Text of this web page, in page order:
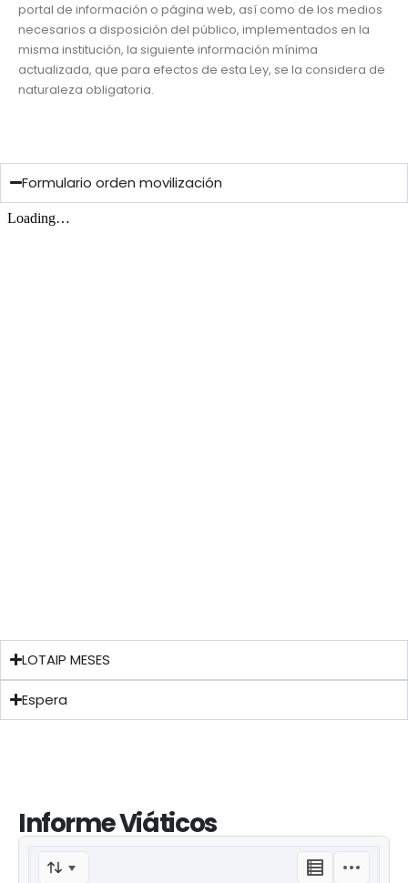
portal de información o página web, así como de los medios
necesarios a disposición del público, implementados en la
misma institución, la siguiente información mínima
actualizada, que para efectos de esta Ley, se la considera de
naturaleza obligatoria.
Formulario orden movilización
LOTAIP MESES
Espera
Informe Viáticos